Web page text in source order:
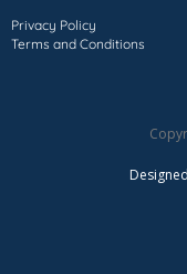
Privacy Policy
Terms and Conditions